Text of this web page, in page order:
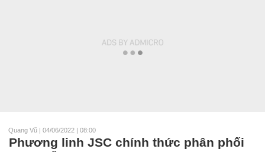
Quang Vũ | 04/06/2022 | 08:00
Phương linh JSC chính thức phân phối